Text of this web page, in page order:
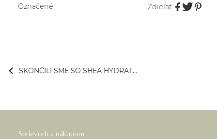
Označené: Zdieľať:
SKONČILI SME SO SHEA HYDRAT...
Sprievodca nákupom